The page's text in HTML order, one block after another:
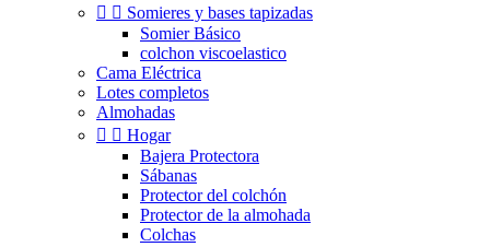
  Somieres y bases tapizadas
Somier Básico
colchon viscoelastico
Cama Eléctrica
Lotes completos
Almohadas
  Hogar
Bajera Protectora
Sábanas
Protector del colchón
Protector de la almohada
Colchas